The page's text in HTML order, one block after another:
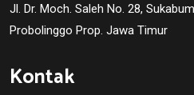
Jl. Dr. Moch. Saleh No. 28,
Probolinggo Prop. Jawa Timur
Kontak